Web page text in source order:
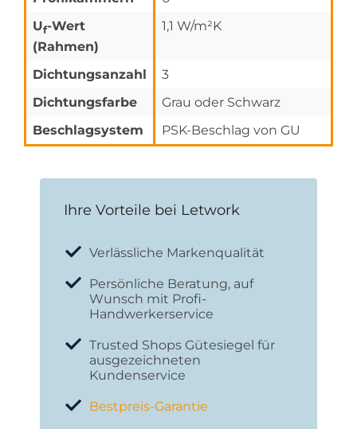
Uf-Wert
(Rahmen)
1,1 W/m²K
Dichtungsanzahl
3
Dichtungsfarbe
Grau oder Schwarz
Beschlagsystem
PSK-Beschlag von GU
Ihre Vorteile bei Letwork
Verlässliche Markenqualität
Persönliche Beratung, auf
Wunsch mit Profi-
Handwerkerservice
Trusted Shops Gütesiegel für
ausgezeichneten
Kundenservice
Bestpreis-Garantie